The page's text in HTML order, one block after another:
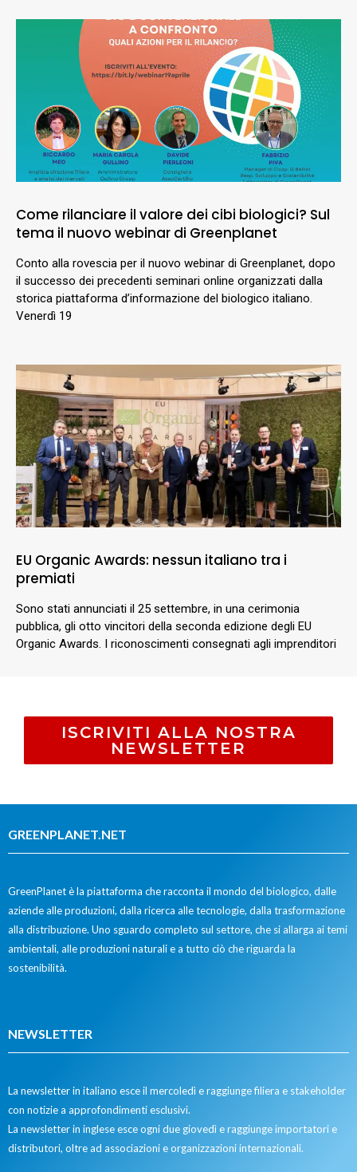
Come rilanciare il valore dei cibi biologici? Sul
tema il nuovo webinar di Greenplanet
Conto alla rovescia per il nuovo webinar di Greenplanet, dopo
il successo dei precedenti seminari online organizzati dalla
storica piattaforma d’informazione del biologico italiano.
Venerdì 19
EU Organic Awards: nessun italiano tra i
premiati
Sono stati annunciati il 25 settembre, in una cerimonia
pubblica, gli otto vincitori della seconda edizione degli EU
Organic Awards. I riconoscimenti consegnati agli imprenditori
ISCRIVITI ALLA NOSTRA
NEWSLETTER
GREENPLANET.NET
GreenPlanet è la piattaforma che racconta il mondo del biologico, dalle
aziende alle produzioni, dalla ricerca alle tecnologie, dalla trasformazione
alla distribuzione. Uno sguardo completo sul settore, che si allarga ai temi
ambientali, alle produzioni naturali e a tutto ciò che riguarda la
sostenibilità.
NEWSLETTER
La newsletter in italiano esce il mercoledì e raggiunge filiera e stakeholder
con notizie a approfondimenti esclusivi.
La newsletter in inglese esce ogni due giovedì e raggiunge importatori e
distributori, oltre ad associazioni e organizzazioni internazionali.